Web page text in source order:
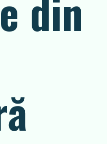
din